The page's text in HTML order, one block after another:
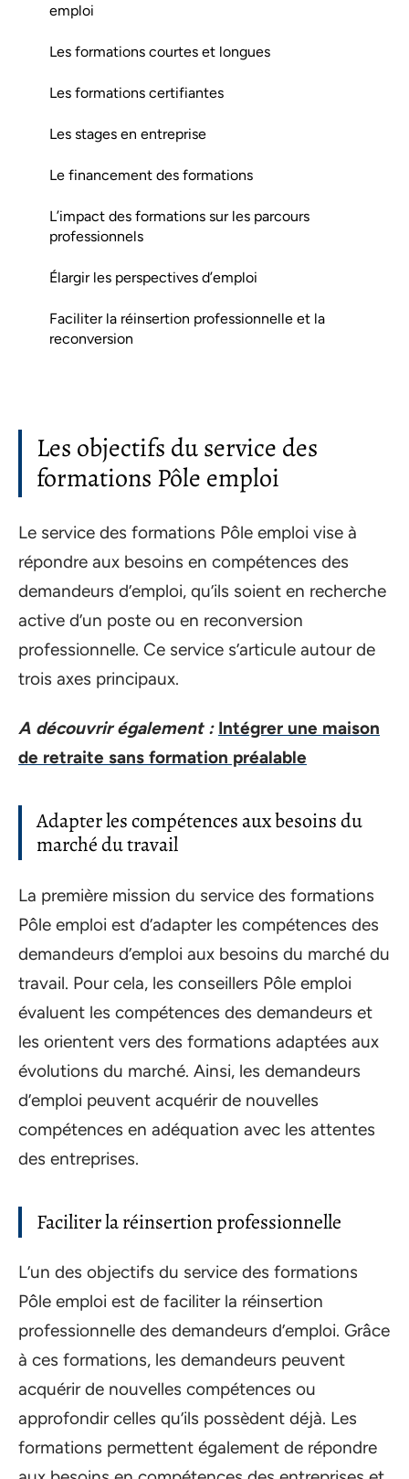
emploi
Les formations courtes et longues
Les formations certifiantes
Les stages en entreprise
Le financement des formations
L’impact des formations sur les parcours
professionnels
Élargir les perspectives d’emploi
Faciliter la réinsertion professionnelle et la
reconversion
Les objectifs du service des
formations Pôle emploi
Le service des formations Pôle emploi vise à
répondre aux besoins en compétences des
demandeurs d’emploi, qu’ils soient en recherche
active d’un poste ou en reconversion
professionnelle. Ce service s’articule autour de
trois axes principaux.
A découvrir également : Intégrer une maison
de retraite sans formation préalable
Adapter les compétences aux besoins du
marché du travail
La première mission du service des formations
Pôle emploi est d’adapter les compétences des
demandeurs d’emploi aux besoins du marché du
travail. Pour cela, les conseillers Pôle emploi
évaluent les compétences des demandeurs et
les orientent vers des formations adaptées aux
évolutions du marché. Ainsi, les demandeurs
d’emploi peuvent acquérir de nouvelles
compétences en adéquation avec les attentes
des entreprises.
Faciliter la réinsertion professionnelle
L’un des objectifs du service des formations
Pôle emploi est de faciliter la réinsertion
professionnelle des demandeurs d’emploi. Grâce
à ces formations, les demandeurs peuvent
acquérir de nouvelles compétences ou
approfondir celles qu’ils possèdent déjà. Les
formations permettent également de répondre